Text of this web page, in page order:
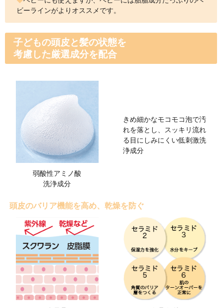
4,320円(税込)以上のご購入で送
ポンプを使用途中で開けたり
いようにご使用ください。